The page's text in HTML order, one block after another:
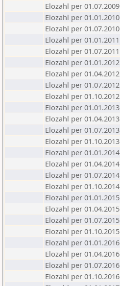
Elozahl per 01.07.2009
Elozahl per 01.01.2010
Elozahl per 01.07.2010
Elozahl per 01.01.2011
Elozahl per 01.07.2011
Elozahl per 01.01.2012
Elozahl per 01.04.2012
Elozahl per 01.07.2012
Elozahl per 01.10.2012
Elozahl per 01.01.2013
Elozahl per 01.04.2013
Elozahl per 01.07.2013
Elozahl per 01.10.2013
Elozahl per 01.01.2014
Elozahl per 01.04.2014
Elozahl per 01.07.2014
Elozahl per 01.10.2014
Elozahl per 01.01.2015
Elozahl per 01.04.2015
Elozahl per 01.07.2015
Elozahl per 01.10.2015
Elozahl per 01.01.2016
Elozahl per 01.04.2016
Elozahl per 01.07.2016
Elozahl per 01.10.2016